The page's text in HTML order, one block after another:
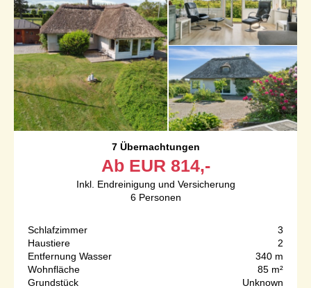
7 Übernachtungen
Ab EUR 814,-
Inkl. Endreinigung und Versicherung
6 Personen
Schlafzimmer
3
Haustiere
2
Entfernung Wasser
340 m
Wohnfläche
85 m²
Grundstück
Unknown